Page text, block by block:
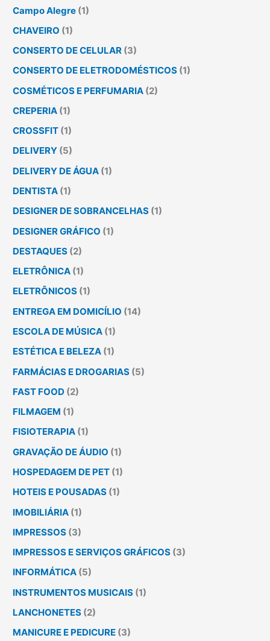
Campo Alegre (1)
CHAVEIRO (1)
CONSERTO DE CELULAR (3)
CONSERTO DE ELETRODOMÉSTICOS (1)
COSMÉTICOS E PERFUMARIA (2)
CREPERIA (1)
CROSSFIT (1)
DELIVERY (5)
DELIVERY DE ÁGUA (1)
DENTISTA (1)
DESIGNER DE SOBRANCELHAS (1)
DESIGNER GRÁFICO (1)
DESTAQUES (2)
ELETRÔNICA (1)
ELETRÔNICOS (1)
ENTREGA EM DOMICÍLIO (14)
ESCOLA DE MÚSICA (1)
ESTÉTICA E BELEZA (1)
FARMÁCIAS E DROGARIAS (5)
FAST FOOD (2)
FILMAGEM (1)
FISIOTERAPIA (1)
GRAVAÇÃO DE ÁUDIO (1)
HOSPEDAGEM DE PET (1)
HOTEIS E POUSADAS (1)
IMOBILIÁRIA (1)
IMPRESSOS (3)
IMPRESSOS E SERVIÇOS GRÁFICOS (3)
INFORMÁTICA (5)
INSTRUMENTOS MUSICAIS (1)
LANCHONETES (2)
MANICURE E PEDICURE (3)